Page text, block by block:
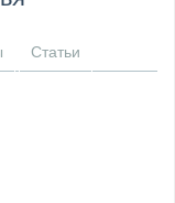
«Everybod...
Статьи